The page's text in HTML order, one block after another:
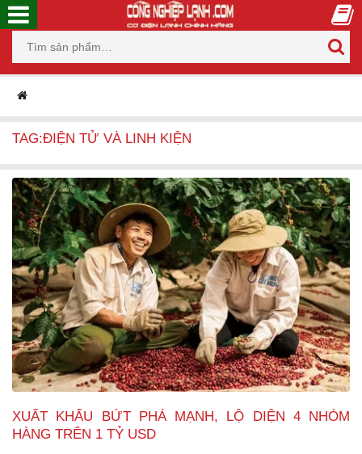
TAG:ĐIỆN TỬ VÀ LINH KIỆN
XUẤT KHẨU BỨT PHÁ MẠNH, LỘ DIỆN 4 NHÓM
HÀNG TRÊN 1 TỶ USD